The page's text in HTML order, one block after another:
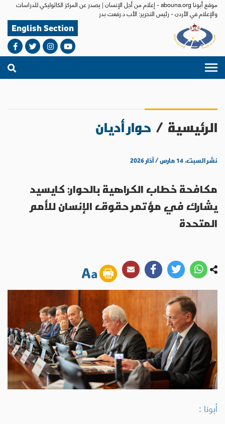
موقع أبونا abouna.org - إعلام من أجل الإنسان | يصدر عن المركز الكاثوليكي للدراسات
والإعلام في الأردن - رئيس التحرير: الأب د.رفعت بدر
English Section
الرئيسية / حوار أديان
نشر السبت، ١٤ مارس / آذار ٢٠٢٦
مكافحة خطاب الكراهية بالحوار: كايسيد
يشارك في مؤتمر حقوق الإنسان للأمم
المتحدة
أبونا :